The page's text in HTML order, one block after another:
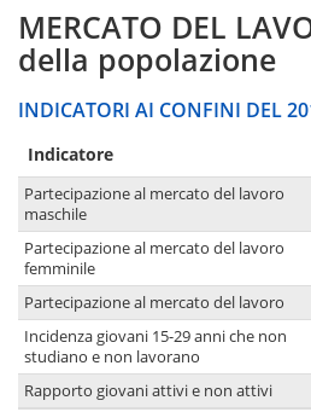
MERCATO DEL
della popolazione
INDICATORI AI CONFINI DEL
Indicatore
Partecipazione al mercato del lavoro
maschile
Partecipazione al mercato del lavoro
femminile
Partecipazione al mercato del lavoro
Incidenza giovani 15-29 anni che non
studiano e non lavorano
Rapporto giovani attivi e non attivi